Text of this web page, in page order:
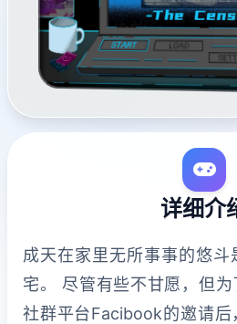
详细介
成天在家里无所事事的悠斗
宅。 尽管有些不甘愿，但为
社群平台Facibook的邀请后